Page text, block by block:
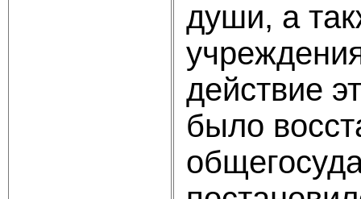
души, а
действие
было